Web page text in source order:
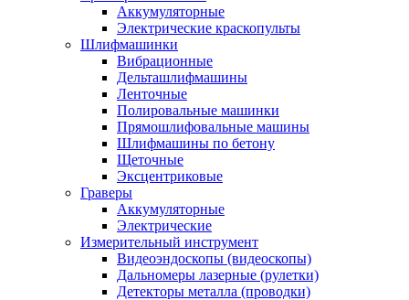
Аккумуляторные
Электрические краскопульты
Шлифмашинки
Вибрационные
Дельташлифмашины
Ленточные
Полировальные машинки
Прямошлифовальные машины
Шлифмашины по бетону
Щеточные
Эксцентриковые
Граверы
Аккумуляторные
Электрические
Измерительный инструмент
Видеоэндоскопы (видеоскопы)
Дальномеры лазерные (рулетки)
Детекторы металла (проводки)